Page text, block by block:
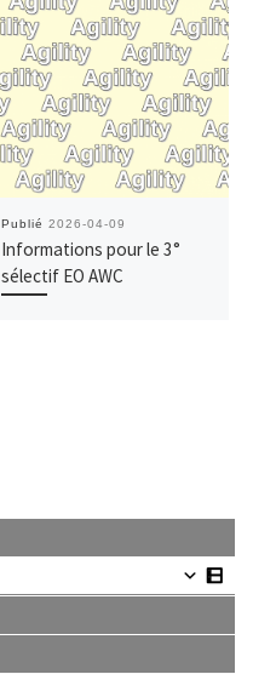
Publié 2026-04-09
Informations pour le 3°
sélectif EO AWC